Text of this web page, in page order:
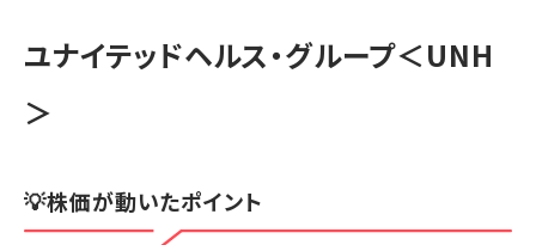
ユナイテッドヘルス・グループ＜UNH
＞
💡株価が動いたポイント